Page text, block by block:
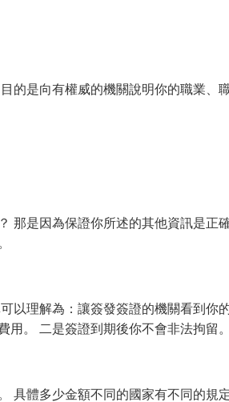
的是向有權威的機關說明你的職業、
那是因為保證你所述的其他資訊是正
以理解為：讓簽發簽證的機關看到你
。 二是簽證到期後你不會非法拘留
具體多少金額不同的國家有不同的規定